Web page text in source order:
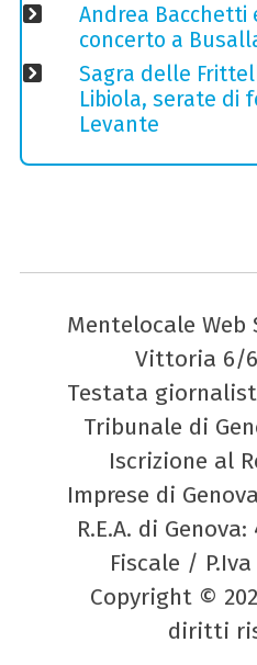
Andrea Bacchetti
concerto a
Sagra delle
Libiola, serate di
Levante
Mentelocale Web
Vittoria 6/
Testata
Tribunale di
Iscrizione al
Imprese di
R.E.A. di
Fiscale / P.Iva
Copyright ©
diritti